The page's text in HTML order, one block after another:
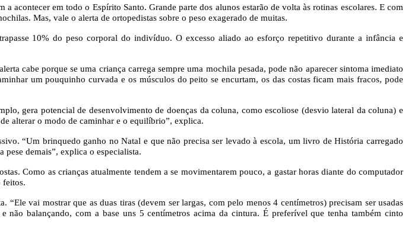
acontecer em todo o Espírito Santo. Grande parte dos alunos estarão de volta às rotinas escolares. E com
Mas, vale o alerta de ortopedistas sobre o peso exagerado de muitas.
10% do peso corporal do indivíduo. O excesso aliado ao esforço repetitivo durante a infância e
cabe porque se uma criança carrega sempre uma mochila pesada, pode não aparecer sintoma imediato
um pouquinho curvada e os músculos do peito se encurtam, os das costas ficam mais fracos, pode
gera potencial de desenvolvimento de doenças da coluna, como escoliose (desvio lateral da coluna) e
alterar o modo de caminhar e o equilíbrio”, explica.
“Um brinquedo ganho no Natal e que não precisa ser levado à escola, um livro de História carregado
demais”, explica o especialista.
Como as crianças atualmente tendem a se movimentarem pouco, a gastar horas diante do computador
feitos.
vai mostrar que as duas tiras (devem ser largas, com pelo menos 4 centímetros) precisam ser usadas
balançando, com a base uns 5 centímetros acima da cintura. É preferível que tenha também cinto